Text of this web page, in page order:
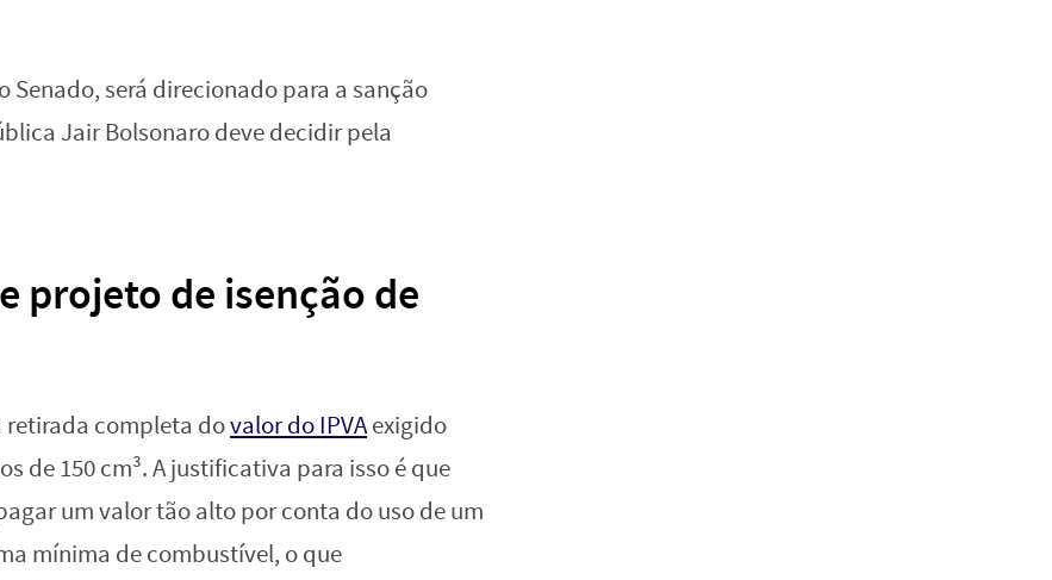
Senado, será direcionado para a sanção
Jair Bolsonaro deve decidir pela
projeto de isenção de
retirada completa dovalor do IPVAexigido
de 150 cm³. A justificativa para isso é que
um valor tão alto por conta do uso de um
mínima de combustível, o que